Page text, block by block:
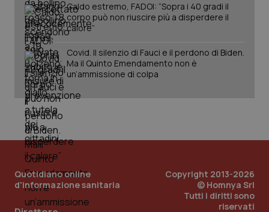
Caldo estremo, FADOI: “Sopra i 40 gradi il
corpo può non riuscire più a disperdere il
calore”
Covid. Il silenzio di Fauci e il perdono di Biden.
Ma il Quinto Emendamento non è
un’ammissione di colpa
Quotidiano online
d'informazione sanitaria
Copyright 2013-2026
© Homnya Srl
Tutti i diritti sono
riservati
tracking-sites-ironfish-
session-id
www.quotidianosanita.it
_ga